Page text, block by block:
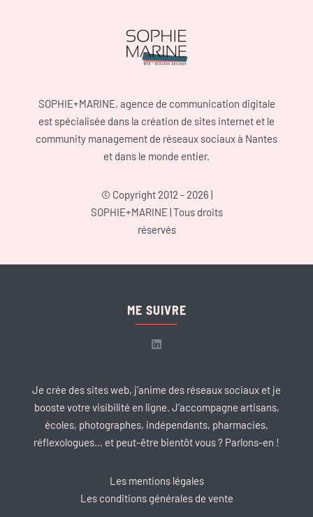
SOPHIE+MARINE, agence de communication digitale
est spécialisée dans la création de sites internet et le
community management de réseaux sociaux à Nantes
et dans le monde entier.
© Copyright 2012 - 2026 |
SOPHIE+MARINE| Tous droits
réservés
ME SUIVRE
Je crée des sites web, j’anime des réseaux sociaux et je
booste votre visibilité en ligne. J’accompagne artisans,
écoles, photographes, indépendants, pharmacies,
réflexologues… et peut-être bientôt vous ? Parlons-en !
Les mentions légales
Les conditions générales de vente